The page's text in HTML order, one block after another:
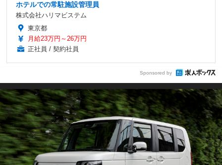
ホテルでの常駐施設管理員
株式会社ハリマビステム
東京都
月給23万円～26万円
正社員 / 契約社員
Sponsored by